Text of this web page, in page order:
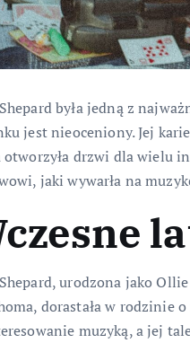
była jedną z
jest nieoceniony. Jej
otworzyła drzwi dla wielu
jaki wywarła na
urodzona jako
dorastała w rodzinie
muzyką, a jej